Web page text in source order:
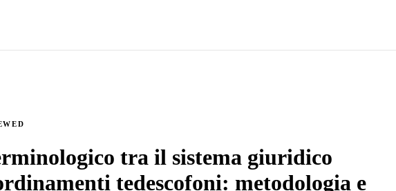
tra il sistema giuridico
tedescofoni: metodologia e